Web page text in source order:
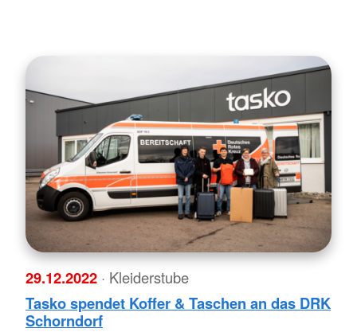
29.12.2022 · Kleiderstube
Tasko spendet Koffer & Taschen an das DRK
Schorndorf